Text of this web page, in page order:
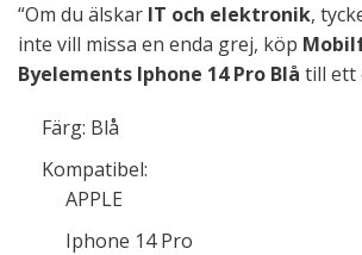
“Om du älskar IT och elektronik,
inte vill missa en enda grej, köp
Byelements Iphone 14 Pro Blå till ett
Färg: Blå
Kompatibel:
APPLE
Iphone 14 Pro